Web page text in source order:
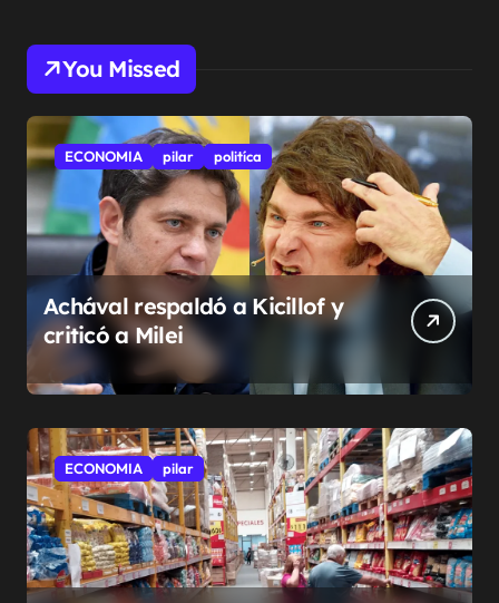
You Missed
ECONOMIA pilar politíca
Achával respaldó a Kicillof y
criticó a Milei
ECONOMIA pilar